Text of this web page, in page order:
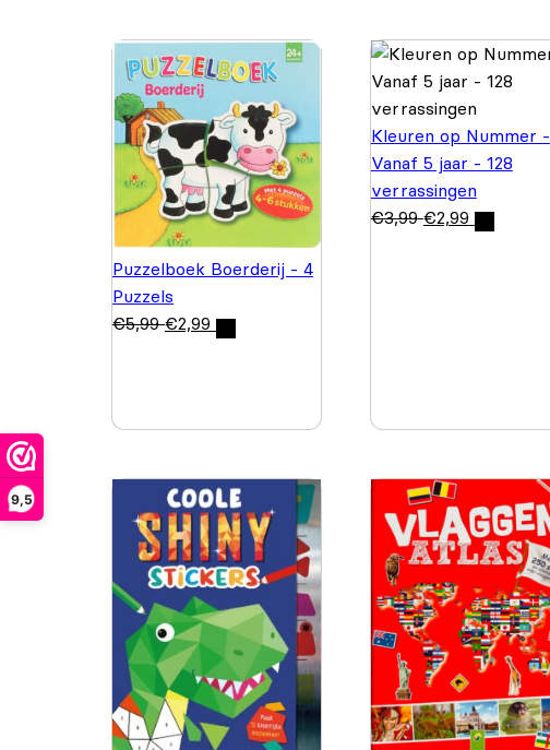
9,5
Puzzelboek Boerderij - 4
Puzzels
€5,99 €2,99
Kleuren op Nummer -
Vanaf 5 jaar - 128
verrassingen
€3,99 €2,99